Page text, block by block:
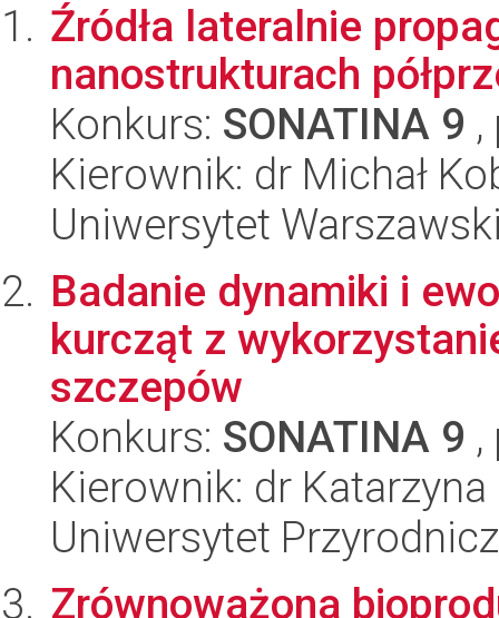
Źródła lateralnie
nanostrukturach
Konkurs: SONATINA 9
Kierownik: dr Michał
Uniwersytet
Badanie dynamiki i
kurcząt z
szczepów
Konkurs: SONATINA 9
Kierownik: dr
Uniwersytet
Zrównoważona